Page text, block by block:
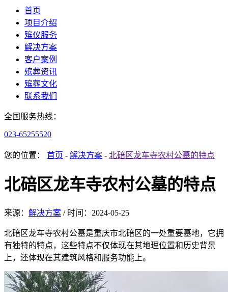
首页
项目介绍
殡仪服务
解决方案
客户案例
殡葬资讯
殡葬文化
联系我们
全国服务热线：
023-65255520
您的位置： 首页 - 解决方案 - 北碚区龙车寺农村公墓的特点
北碚区龙车寺农村公墓的特点
来源： 解决方案 / 时间： 2024-05-25
北碚区龙车寺农村公墓是重庆市北碚区的一处重要墓地，它拥
有独特的特点，这些特点不仅体现在其地理位置和历史背景
上，还体现在其建筑风格和服务功能上。